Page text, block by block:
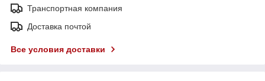
Транспортная компания
Доставка почтой
Все условия доставки